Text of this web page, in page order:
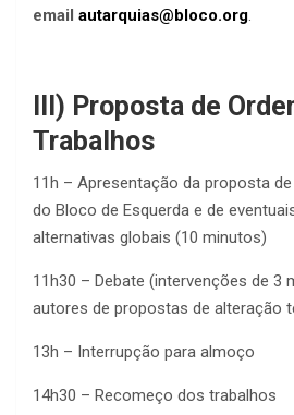
email autarquias@bloco.org.
III) Proposta de
Trabalhos
11h – Apresentação da proposta
do Bloco de Esquerda e de
alternativas globais (10 minutos)
11h30 – Debate (intervenções de 3
autores de propostas de alteração
13h – Interrupção para almoço
14h30 – Recomeço dos trabalhos